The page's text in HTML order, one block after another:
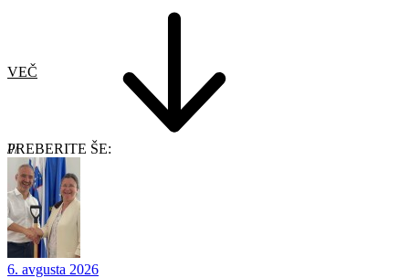
VEČ
PREBERITE ŠE:
6. avgusta 2026